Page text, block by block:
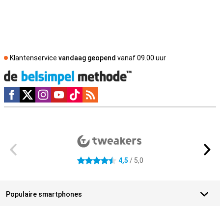
Klantenservice vandaag geopend vanaf 09.00 uur
Social media
4.5 sterren 4,5 / 5,0
Populaire smartphones